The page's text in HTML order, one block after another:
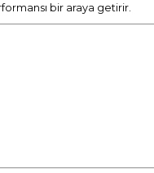
bir araya getirir.